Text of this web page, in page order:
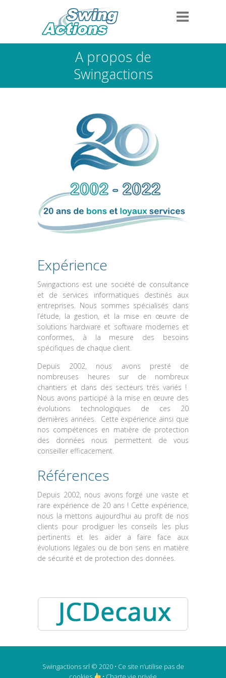
A propos de
Swingactions
Expérience
Swingactions est une société de consultance
et de services informatiques destinés aux
entreprises. Nous sommes spécialisés dans
l’étude, la gestion, et la mise en œuvre de
solutions hardware et software modernes et
conformes, à la mesure des besoins
spécifiques de chaque client.
Depuis 2002, nous avons presté de
nombreuses heures sur de nombreux
chantiers et dans des secteurs très variés !
Nous avons participé à la mise en œuvre des
évolutions technologiques de ces 20
dernières années. Cette expérience ainsi que
nos compétences en matière de protection
des données nous permettent de vous
conseiller efficacement.
Références
Depuis 2002, nous avons forgé une vaste et
rare expérience de 20 ans ! Cette expérience,
nous la mettons aujourd’hui au profit de nos
clients pour prodiguer les conseils les plus
pertinents et les aider a faire face aux
évolutions légales ou de bon sens en matière
de sécurité et de protection des données.
Swingactions srl © 2020 • Ce site n’utilise pas de